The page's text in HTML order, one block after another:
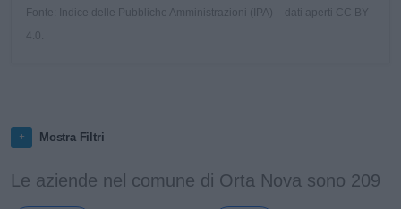
Fonte: Indice delle Pubbliche Amministrazioni (IPA) – dati aperti CC BY
Mostra Filtri
Le aziende nel comune di Orta Nova sono 209